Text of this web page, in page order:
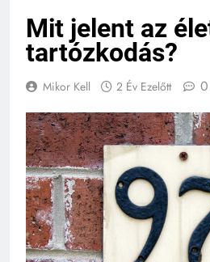
Mit jelent az
tartózkodás?
Mikor Kell 2 Év Ezelőtt 0